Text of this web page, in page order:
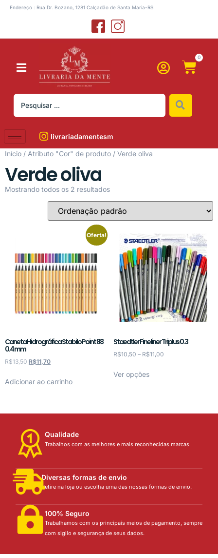
Endereço : Rua Dr. Bozano, 1281 Calçadão de Santa Maria-RS
0
livrariadamentesm
Início / Atributo "Cor" de produto / Verde oliva
Verde oliva
Mostrando todos os 2 resultados
Oferta!
Caneta Hidrográfica Stabilo Point 88
0.4 mm
R$13,50 R$11,70
Adicionar ao carrinho
Staedtler Fineliner Triplus 0.3
R$10,50 – R$11,00
Ver opções
Qualidade
Trabalhos com as melhores e mais reconhecidas marcas
Diversas formas de envio
Retire na loja ou escolha uma das nossas formas de envio.
100% Seguro
Trabalhamos com os principais meios de pagamento, sempre
com sigilo e segurança de seus dados.